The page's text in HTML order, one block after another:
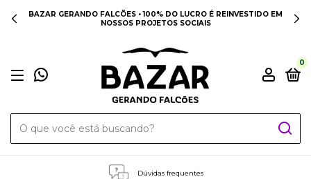
BAZAR GERANDO FALCÕES • 100% DO LUCRO É REINVESTIDO EM
NOSSOS PROJETOS SOCIAIS
0
Dúvidas frequentes